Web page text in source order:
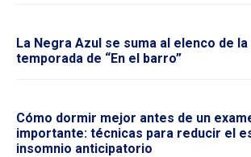
La Negra Azul se suma al elenco de
temporada de “En el barro”
Cómo dormir mejor antes de un
importante: técnicas para reducir el
insomnio anticipatorio